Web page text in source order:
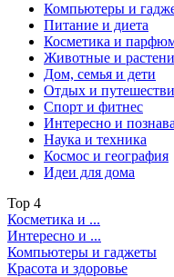
Компьютеры и
Питание и диета
Косметика и
Животные и
Дом, семья и дети
Отдых и
Спорт и фитнес
Интересно и
Наука и техника
Космос и география
Идеи для дома
Top 4
Косметика и ...
Интересно и ...
Компьютеры и гаджеты
Красота и здоровье